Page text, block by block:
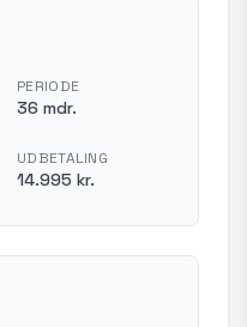
PERIODE
36 mdr.
UDBETALING
14.995 kr.